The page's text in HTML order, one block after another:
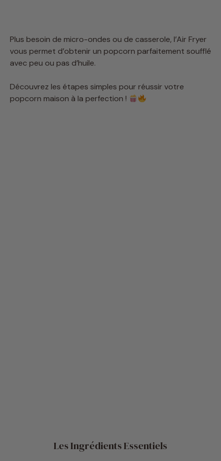
Plus besoin de micro-ondes ou de casserole, l’Air Fryer
vous permet d’obtenir un popcorn parfaitement soufflé
avec peu ou pas d’huile.
Découvrez les étapes simples pour réussir votre
popcorn maison à la perfection !
Les Ingrédients Essentiels